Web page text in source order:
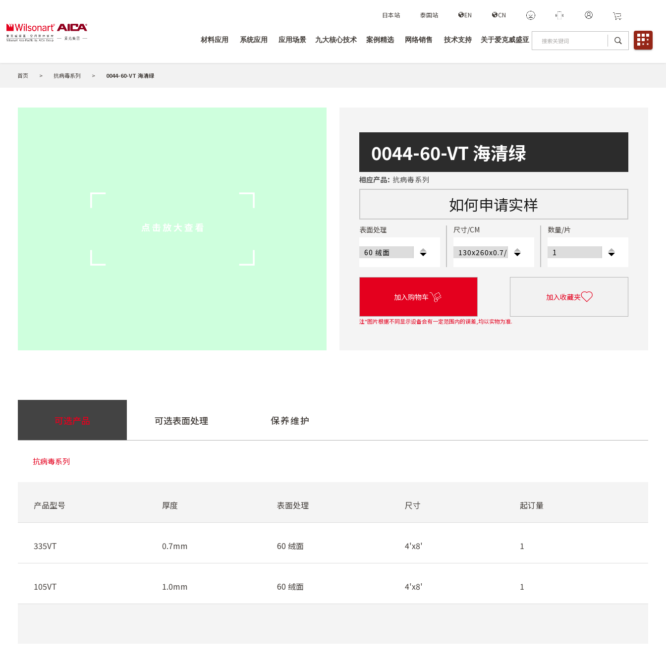
日本站 泰国站 EN CN
材料应用 系统应用 应用场景 九大核心技术 案例精选 网络销售 技术支持 关于爱克威盛亚
首页 > 抗病毒系列 > 0044-60-VT 海清绿
0044-60-VT 海清绿
相应产品： 抗病毒系列
如何申请实样
表面处理 尺寸/CM 数量/片
加入购物车 加入收藏夹
注*图片根据不同显示设备会有一定范围内的误差,均以实物为准.
可选产品 可选表面处理 保养维护
抗病毒系列
产品型号 厚度 表面处理 尺寸 起订量
335VT 0.7mm 60 绒面 4'x8' 1
105VT 1.0mm 60 绒面 4'x8' 1